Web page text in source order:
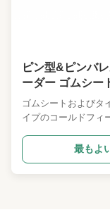
ピン型&ピンバ
ーダー ゴムシー
業用
ゴムシートおよびタ
イプのコールドフィ
サイズが特徴です。
合、省エネを実現し
ISO9001/CE 認証を
最もよ